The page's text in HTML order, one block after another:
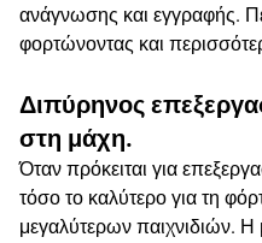
ανάγνωσης και εγγραφής.
φορτώνοντας και
Διπύρηνος
στη μάχη.
Όταν πρόκειται για
τόσο το καλύτερο για τη
μεγαλύτερων παιχνιδιών.